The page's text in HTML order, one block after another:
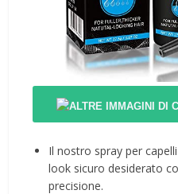
Il nostro spray per
look sicuro desiderato
precisione.